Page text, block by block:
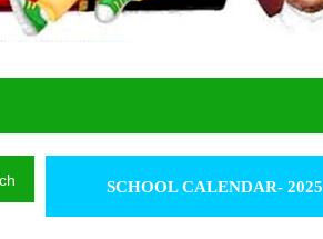
SCHOOL CALENDAR- 2025